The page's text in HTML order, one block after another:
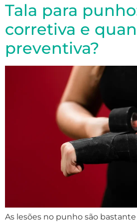
Tala para
corretiva e
preventiva?
As lesões no punho são